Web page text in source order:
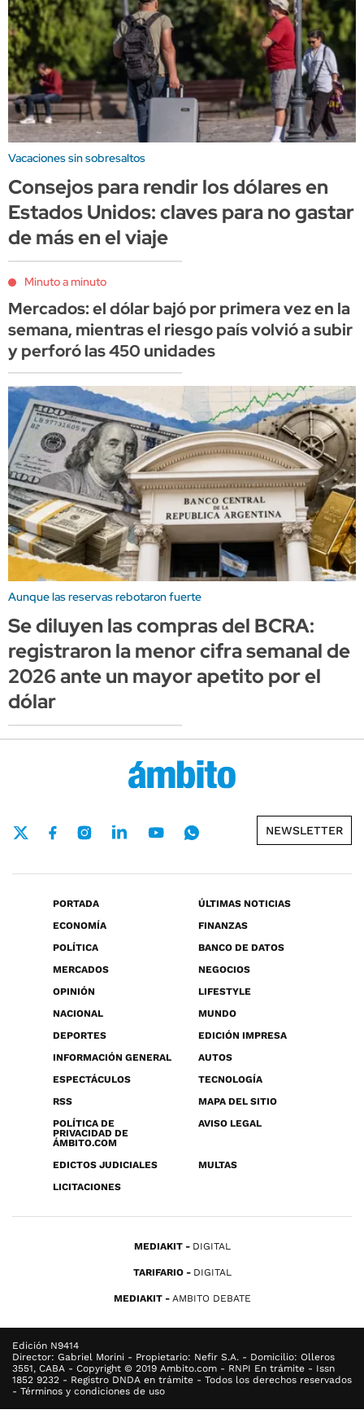
Vacaciones sin sobresaltos
Consejos para rendir los dólares en
Estados Unidos: claves para no gastar
de más en el viaje
Minuto a minuto
Mercados: el dólar bajó por primera vez en la
semana, mientras el riesgo país volvió a subir
y perforó las 450 unidades
Aunque las reservas rebotaron fuerte
Se diluyen las compras del BCRA:
registraron la menor cifra semanal de
2026 ante un mayor apetito por el
dólar
NEWSLETTER
PORTADA
ÚLTIMAS NOTICIAS
ECONOMÍA
FINANZAS
POLÍTICA
BANCO DE DATOS
MERCADOS
NEGOCIOS
OPINIÓN
LIFESTYLE
NACIONAL
MUNDO
DEPORTES
EDICIÓN IMPRESA
INFORMACIÓN GENERAL
AUTOS
ESPECTÁCULOS
TECNOLOGÍA
RSS
MAPA DEL SITIO
POLÍTICA DE
PRIVACIDAD DE
ÁMBITO.COM
AVISO LEGAL
EDICTOS JUDICIALES
MULTAS
LICITACIONES
MEDIAKIT DIGITAL
TARIFARIO DIGITAL
MEDIAKIT AMBITO DEBATE
Edición N9414
Director: Gabriel Morini - Propietario: Nefir S.A. - Domicilio: Olleros
3551, CABA - Copyright © 2019 Ambito.com - RNPI En trámite - Issn
1852 9232 - Registro DNDA en trámite - Todos los derechos reservados
- Términos y condiciones de uso